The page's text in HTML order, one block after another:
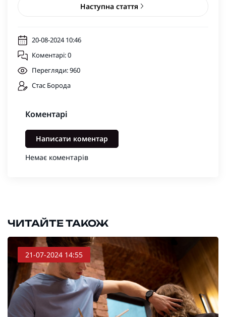
Наступна стаття
20-08-2024 10:46
Коментарі: 0
Перегляди: 960
Стас Борода
Коментарі
Написати коментар
Немає коментарів
ЧИТАЙТЕ ТАКОЖ
21-07-2024 14:55